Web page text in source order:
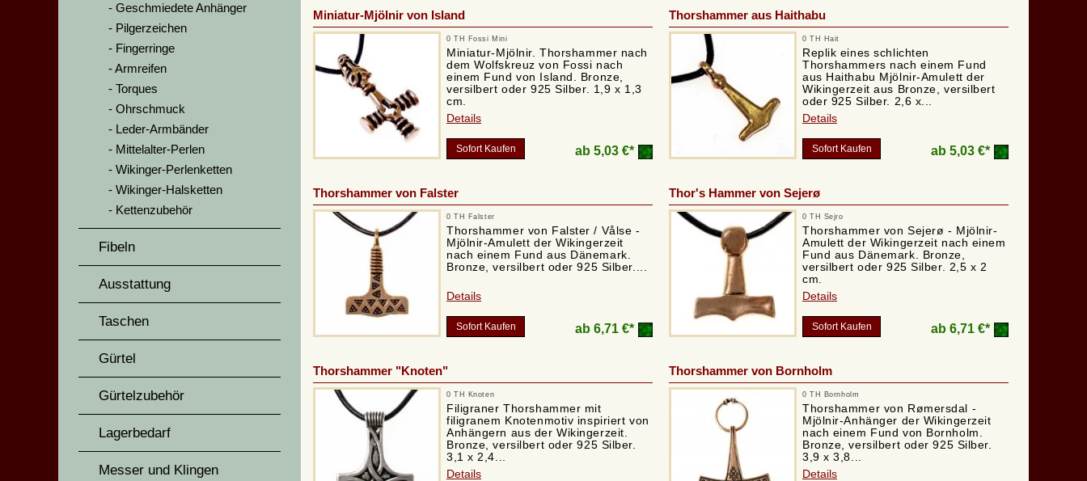
Geschmiedete Anhänger
Pilgerzeichen
Fingerringe
Armreifen
Torques
Ohrschmuck
Leder-Armbänder
Mittelalter-Perlen
Wikinger-Perlenketten
Wikinger-Halsketten
Kettenzubehör
Fibeln
Ausstattung
Taschen
Gürtel
Gürtelzubehör
Lagerbedarf
Messer und Klingen
Miniatur-Mjölnir von Island
0 TH Fossi Mini
Miniatur-Mjölnir. Thorshammer nach
dem Wolfskreuz von Fossi nach
einem Fund von Island. Bronze,
versilbert oder 925 Silber. 1,9 x 1,3
cm.
Details
Sofort Kaufen ab 5,03 €*
Thorshammer aus Haithabu
0 TH Hait
Replik eines schlichten
Thorshammers nach einem Fund
aus Haithabu Mjölnir-Amulett der
Wikingerzeit aus Bronze, versilbert
oder 925 Silber. 2,6 x...
Details
Sofort Kaufen ab 5,03 €*
Thorshammer von Falster
0 TH Falster
Thorshammer von Falster / Vålse -
Mjölnir-Amulett der Wikingerzeit
nach einem Fund aus Dänemark.
Bronze, versilbert oder 925 Silber....
Details
Sofort Kaufen ab 6,71 €*
Thor's Hammer von Sejerø
0 TH Sejro
Thorshammer von Sejerø - Mjölnir-
Amulett der Wikingerzeit nach einem
Fund aus Dänemark. Bronze,
versilbert oder 925 Silber. 2,5 x 2
cm.
Details
Sofort Kaufen ab 6,71 €*
Thorshammer "Knoten"
0 TH Knoten
Filigraner Thorshammer mit
filigranem Knotenmotiv inspiriert von
Anhängern aus der Wikingerzeit.
Bronze, versilbert oder 925 Silber.
3,1 x 2,4...
Details
Thorshammer von Bornholm
0 TH Bornholm
Thorshammer von Rømersdal -
Mjölnir-Anhänger der Wikingerzeit
nach einem Fund von Bornholm.
Bronze, versilbert oder 925 Silber.
3,9 x 3,8...
Details